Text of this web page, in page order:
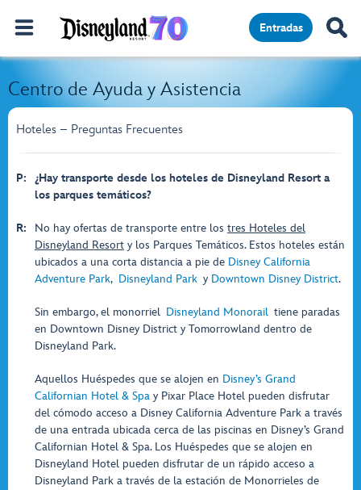
Entradas
Centro de Ayuda y Asistencia
Hoteles – Preguntas Frecuentes
P:
¿Hay transporte desde los hoteles de Disneyland Resort a
los parques temáticos?
R: No hay ofertas de transporte entre los tres Hoteles del
Disneyland Resort y los Parques Temáticos. Estos hoteles están
ubicados a una corta distancia a pie de Disney California
Adventure Park, Disneyland Park y Downtown Disney District.
Sin embargo, el monorriel Disneyland Monorail tiene paradas
en Downtown Disney District y Tomorrowland dentro de
Disneyland Park.
Aquellos Huéspedes que se alojen en Disney’s Grand
Californian Hotel & Spa y Pixar Place Hotel pueden disfrutar
del cómodo acceso a Disney California Adventure Park a través
de una entrada ubicada cerca de las piscinas en Disney’s Grand
Californian Hotel & Spa. Los Huéspedes que se alojen en
Disneyland Hotel pueden disfrutar de un rápido acceso a
Disneyland Park a través de la estación de Monorrieles de